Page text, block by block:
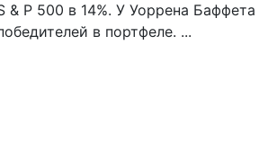
& P 500 в 14%. У Уоррена
в портфеле. ...